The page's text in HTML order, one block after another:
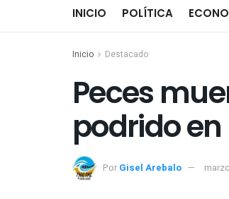
INICIO POLÍTICA
Inicio Destacado
Peces
podrido
Por Gisel Arebalo